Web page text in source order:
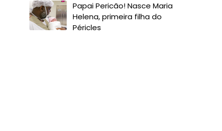
Papai Pericão! Nasce Maria
Helena, primeira filha do
Péricles